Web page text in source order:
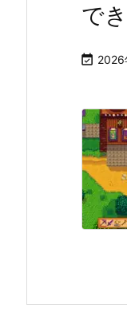
で
 2026